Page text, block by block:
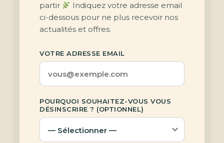
partir
Indiquez votre adresse email
ci-dessous pour ne plus recevoir nos
actualités et offres.
VOTRE ADRESSE EMAIL
POURQUOI SOUHAITEZ-VOUS VOUS
DÉSINSCRIRE ? (OPTIONNEL)